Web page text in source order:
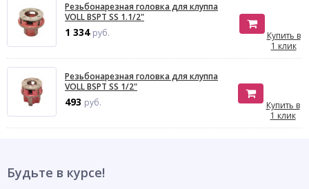
Резьбонарезная головка для клуппа
VOLL BSPT SS 1.1/2"
1 334 руб.
Купить в
1 клик
Резьбонарезная головка для клуппа
VOLL BSPT SS 1/2"
493 руб.
Купить в
1 клик
Будьте в курсе!